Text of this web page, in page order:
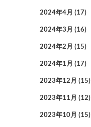
2024年4月 (17)
2024年3月 (16)
2024年2月 (15)
2024年1月 (17)
2023年12月 (15)
2023年11月 (12)
2023年10月 (15)